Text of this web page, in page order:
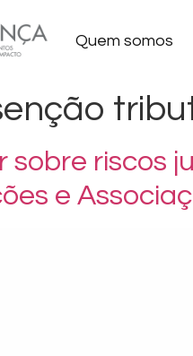
Quem somos
sobre riscos
e